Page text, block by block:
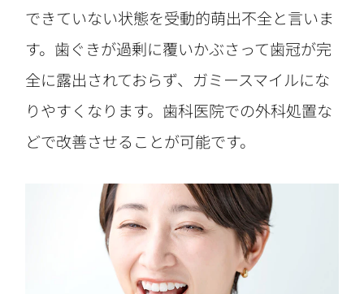
できていない状態を受動的萌出不全と言いま
す。歯ぐきが過剰に覆いかぶさって歯冠が完
全に露出されておらず、ガミースマイルにな
りやすくなります。歯科医院での外科処置な
どで改善させることが可能です。